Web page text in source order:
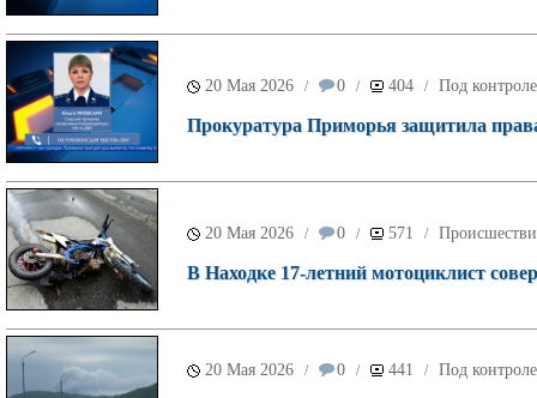
20 Мая 2026 / 0 / 404 / Под
Прокуратура Приморья защитила
20 Мая 2026 / 0 / 571 /
В Находке 17-летний мотоциклист
20 Мая 2026 / 0 / 441 / Под